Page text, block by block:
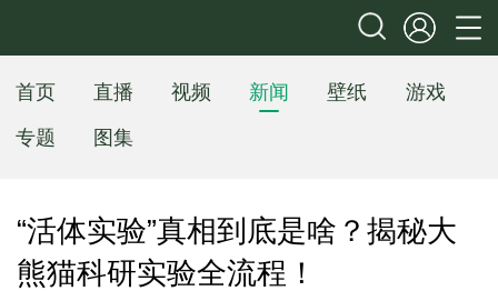
首页 直播 视频 新闻 壁纸
游戏
专题
图集
“活体实验”真相到底是啥？揭秘大
熊猫科研实验全流程！